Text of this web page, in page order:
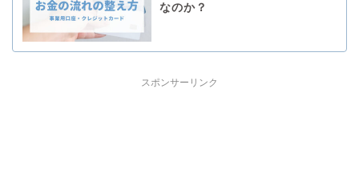
なのか？
スポンサーリンク